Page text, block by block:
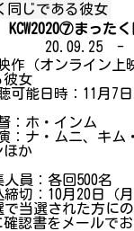
同じである彼女
KCW2020⑦まった
20.09.25 -
作（オンライン上
彼女
能日時：11月7日
：ホ・インム
：ナ・ムニ、キム
ほか
員：各回500名
切：10月20日（月
当選された方にの
確認書をメールでお